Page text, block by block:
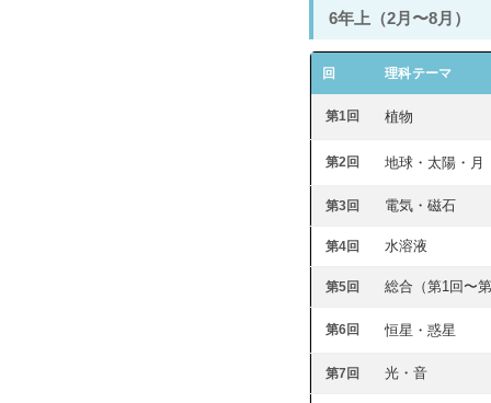
6年上（2月〜8月）
回 理科テーマ
第1回 植物
第2回 地球・太陽・月
第3回 電気・磁石
第4回 水溶液
第5回 総合（第1回〜第
第6回 恒星・惑星
第7回 光・音